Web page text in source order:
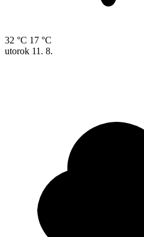
32 °C 17 °C
utorok 11. 8.